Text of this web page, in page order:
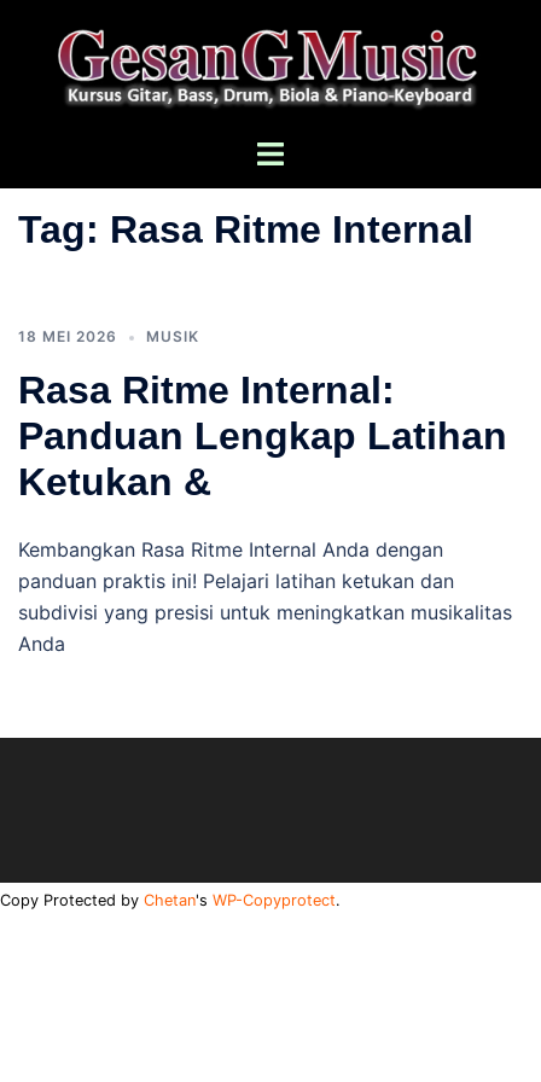
Menu
Tag: Rasa Ritme Internal
18 MEI 2026 MUSIK
Rasa Ritme Internal:
Panduan Lengkap Latihan
Ketukan &
Kembangkan Rasa Ritme Internal Anda dengan
panduan praktis ini! Pelajari latihan ketukan dan
subdivisi yang presisi untuk meningkatkan musikalitas
Anda
Copy Protected by Chetan's WP-Copyprotect.